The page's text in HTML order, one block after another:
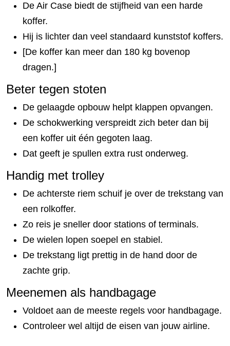
De Air Case biedt de stijfheid van een harde
koffer.
Hij is lichter dan veel standaard kunststof koffers.
[De koffer kan meer dan 180 kg bovenop
dragen.]
Beter tegen stoten
De gelaagde opbouw helpt klappen opvangen.
De schokwerking verspreidt zich beter dan bij
een koffer uit één gegoten laag.
Dat geeft je spullen extra rust onderweg.
Handig met trolley
De achterste riem schuif je over de trekstang van
een rolkoffer.
Zo reis je sneller door stations of terminals.
De wielen lopen soepel en stabiel.
De trekstang ligt prettig in de hand door de
zachte grip.
Meenemen als handbagage
Voldoet aan de meeste regels voor handbagage.
Controleer wel altijd de eisen van jouw airline.